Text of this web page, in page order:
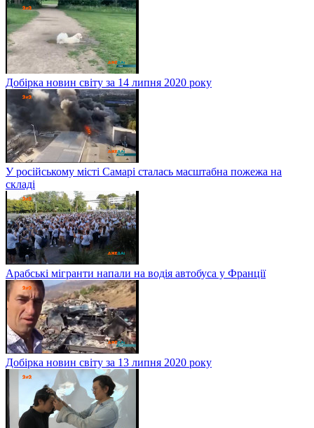
Добірка новин світу за 14 липня 2020 року
У російському місті Самарі сталась масштабна пожежа на
складі
Арабські мігранти напали на водія автобуса у Франції
Добірка новин світу за 13 липня 2020 року